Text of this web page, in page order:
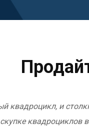
квадроцикл, и
скупке квадроциклов